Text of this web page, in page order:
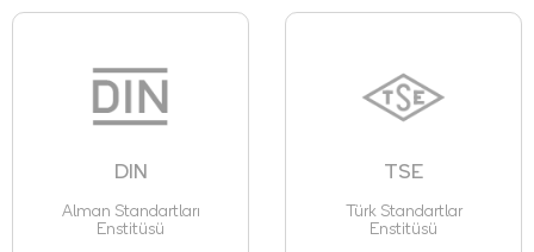
DIN
Alman Standartları
Enstitüsü
TSE
Türk Standartlar
Enstitüsü